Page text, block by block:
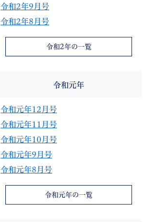
令和2年9月号
令和2年8月号
令和2年の一覧
令和元年
令和元年12月号
令和元年11月号
令和元年10月号
令和元年9月号
令和元年8月号
令和元年の一覧